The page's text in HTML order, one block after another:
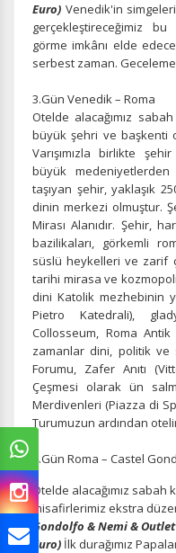
Euro) Venedik'in
gerçekleştireceğimiz bu
görme imkânı elde
serbest zaman.
3.Gün Venedik – Roma
Otelde alacağımız
büyük şehri ve başkenti
Varışımızla birlikte
büyük
taşıyan şehir, yaklaşık
dinin merkezi olmuştur.
Mirası Alanıdır. Şehir,
bazilikaları, görkemli
süslü heykelleri ve zarif
tarihi mirasa ve
dini Katolik mezhebinin
Pietro Katedrali),
Collosseum, Roma
zamanlar dini, politik ve
Forumu, Zafer Anıtı
Çeşmesi olarak ün
Merdivenleri (Piazza di
Turumuzun ardından
4.Gün Roma – Castel
Otelde alacağımız sabah
misafirlerimiz ekstra
Gondolfo & Nemi &
Euro) İlk durağımız